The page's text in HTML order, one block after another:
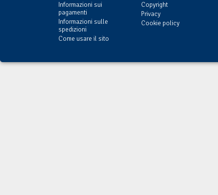
Informazioni sui
pagamenti
Informazioni sulle
spedizioni
Come usare il sito
Copyright
Privacy
Cookie policy